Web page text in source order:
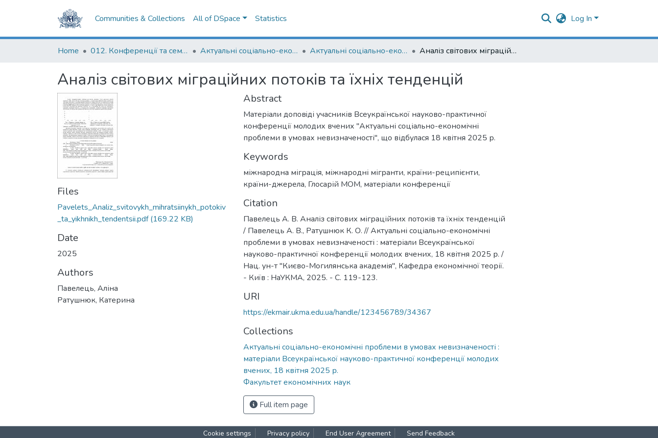
Communities & Collections All of DSpace Statistics Log In
Home 012. Конференції та семінари НаУКМА Актуальні соціально-економічні проблеми в умовах невизначеності Актуальні соціально-економічні проблеми в умовах невизначеності : матеріали Всеукраїнської науково-практичної конференції молодих вчених, 18 квітня 2025 р. Аналіз світових міграційних потоків та їхніх тенденцій
Аналіз світових міграційних потоків та їхніх тенденцій
Files
Pavelets_Analiz_svitovykh_mihratsiinykh_potokiv
_ta_yikhnikh_tendentsii.pdf(169.22 KB)
Date
2025
Authors
Павелець, Аліна
Ратушнюк, Катерина
Abstract
Матеріали доповiді учасників Всеукраїнської науково-практичної
конференції молодих вчених "Актуальні соціально-економічні
проблеми в умовах невизначеності", що відбулася 18 квітня 2025 р.
Keywords
міжнародна міграція, міжнародні мігранти, країни-реципієнти,
країни-джерела, Глосарій МОМ, матеріали конференції
Citation
Павелець А. В. Аналіз світових міграційних потоків та їхніх тенденцій
/ Павелець А. В., Ратушнюк К. О. // Актуальні соціально-економічні
проблеми в умовах невизначеності : матеріали Всеукраїнської
науково-практичної конференції молодих вчених, 18 квітня 2025 р. /
Нац. ун-т "Києво-Могилянська академія", Кафедра економічної теорії.
- Київ : НаУКМА, 2025. - C. 119-123.
URI
https://ekmair.ukma.edu.ua/handle/123456789/34367
Collections
Актуальні соціально-економічні проблеми в умовах невизначеності :
матеріали Всеукраїнської науково-практичної конференції молодих
вчених, 18 квітня 2025 р.
Факультет економічних наук
Full item page
Cookie settings Privacy policy End User Agreement Send Feedback